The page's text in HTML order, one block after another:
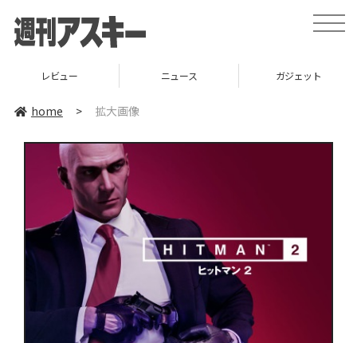
toggle
レビュー ニュース ガジェット
home > 拡大画像